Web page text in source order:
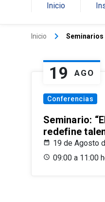
Inicio
Inicio keyboard_arrow_right Seminarios
19 AGO
Conferencias
Seminario:
redefine
19 de Agosto
09:00 a 11:00